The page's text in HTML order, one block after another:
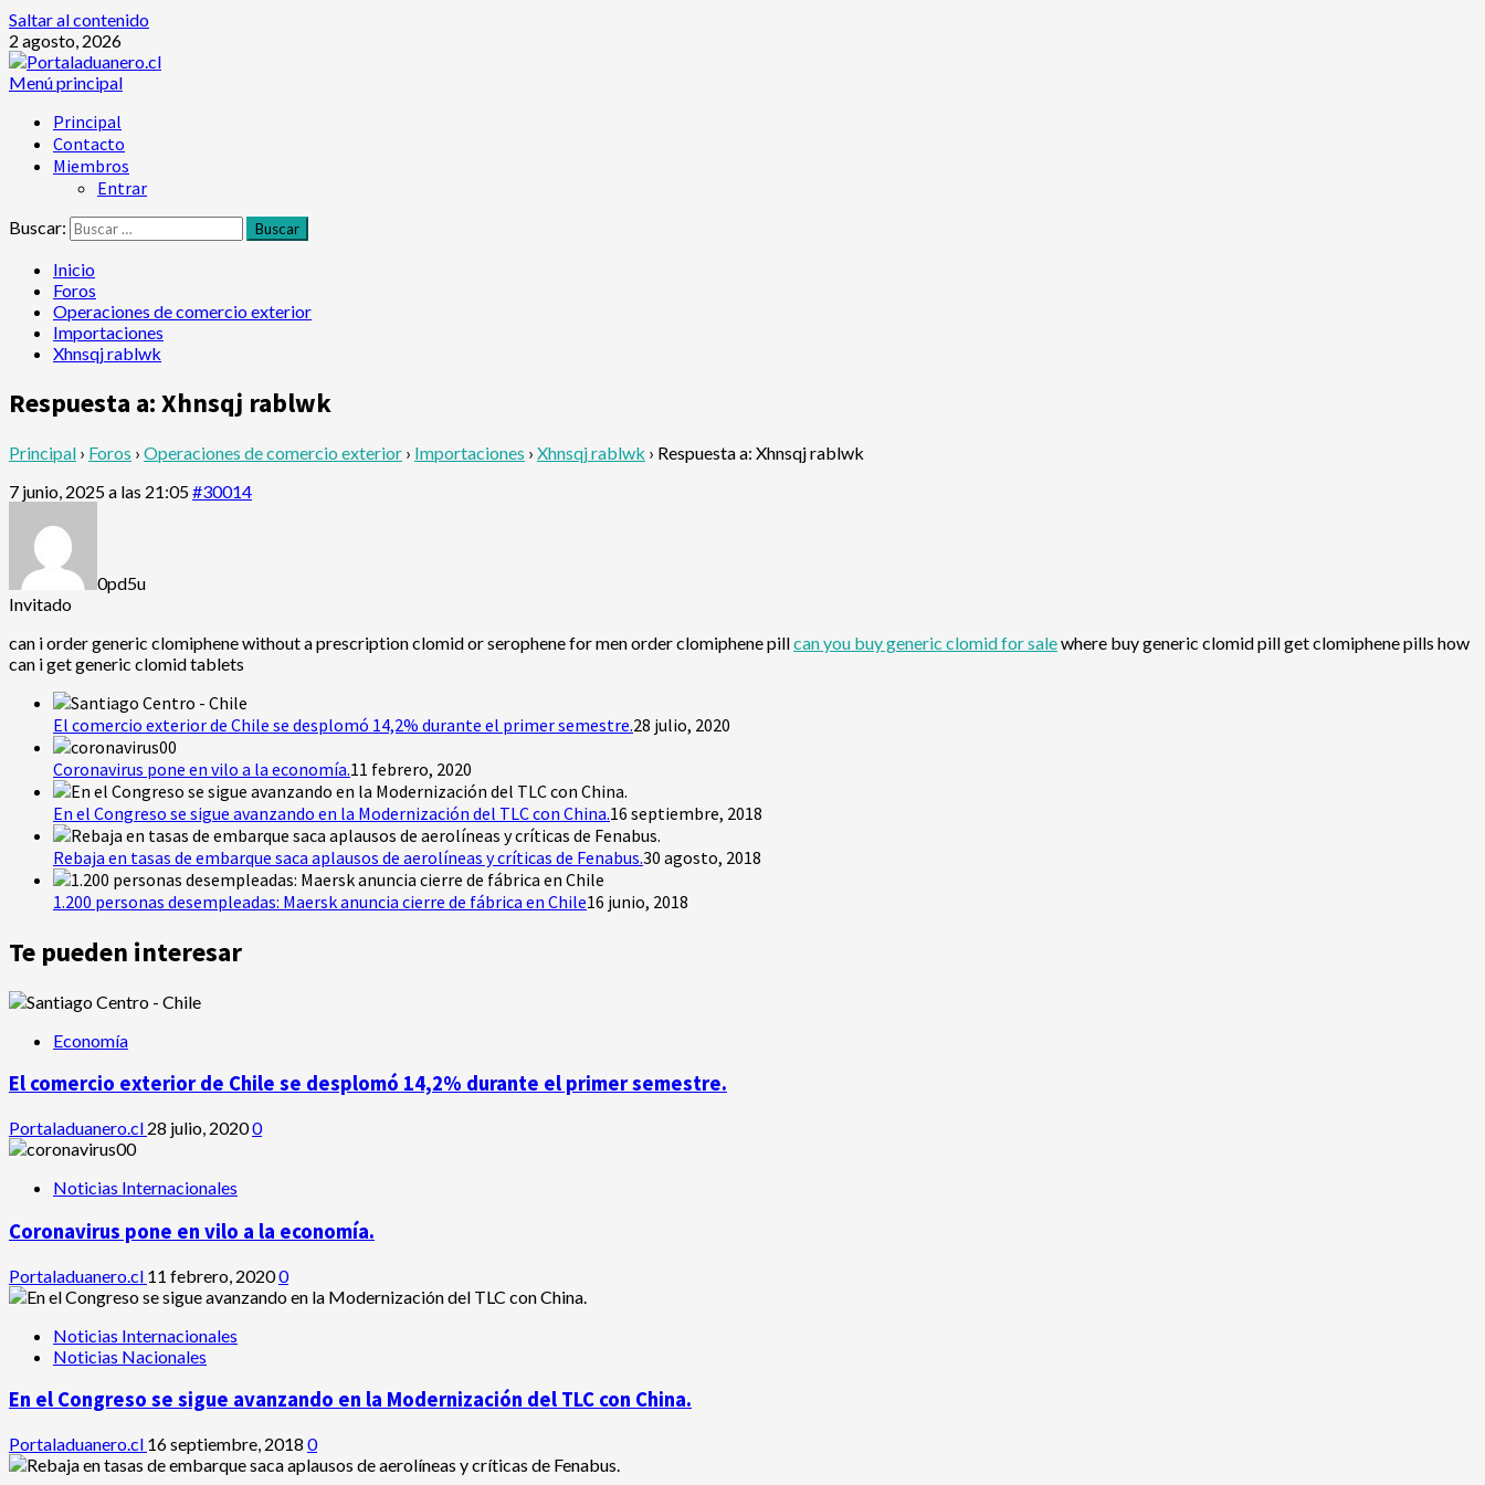
Saltar al contenido
2 agosto, 2026
Menú principal
Principal
Contacto
Miembros
Entrar
Buscar:
Inicio
Foros
Operaciones de comercio exterior
Importaciones
Xhnsqj rablwk
Respuesta a: Xhnsqj rablwk
Principal › Foros › Operaciones de comercio exterior › Importaciones › Xhnsqj rablwk › Respuesta a: Xhnsqj rablwk
7 junio, 2025 a las 21:05#30014
0pd5u
Invitado
can i order generic clomiphene without a prescription clomid or serophene for men order clomiphene pillcan you buy generic clomid for salewhere buy generic clomid pill get clomiphene pills how
can i get generic clomid tablets
El comercio exterior de Chile se desplomó 14,2% durante el primer semestre.28 julio, 2020
Coronavirus pone en vilo a la economía.11 febrero, 2020
En el Congreso se sigue avanzando en la Modernización del TLC con China.16 septiembre, 2018
Rebaja en tasas de embarque saca aplausos de aerolíneas y críticas de Fenabus.30 agosto, 2018
1.200 personas desempleadas: Maersk anuncia cierre de fábrica en Chile16 junio, 2018
Te pueden interesar
Economía
El comercio exterior de Chile se desplomó 14,2% durante el primer semestre.
Portaladuanero.cl 28 julio, 20200
Noticias Internacionales
Coronavirus pone en vilo a la economía.
Portaladuanero.cl 11 febrero, 20200
Noticias Internacionales
Noticias Nacionales
En el Congreso se sigue avanzando en la Modernización del TLC con China.
Portaladuanero.cl 16 septiembre, 2018 0